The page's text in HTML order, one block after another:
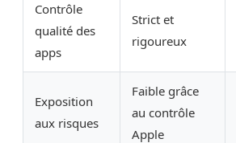
Contrôle
qualité des
apps
Strict et
rigoureux
Exposition
aux risques
Faible grâce
au contrôle
Apple